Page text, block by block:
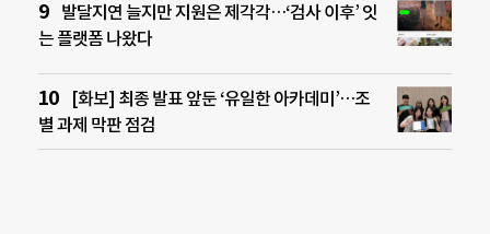
발달지연 늘지만 지원은 제각각…‘검사 이후’ 잇
는 플랫폼 나왔다
[화보] 최종 발표 앞둔 ‘유일한 아카데미’…조
별 과제 막판 점검